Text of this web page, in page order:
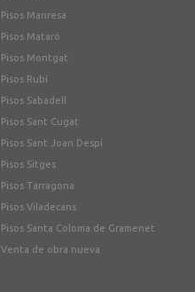
Pisos Manresa
Pisos Mataró
Pisos Montgat
Pisos Rubí
Pisos Sabadell
Pisos Sant Cugat
Pisos Sant Joan Despí
Pisos Sitges
Pisos Tarragona
Pisos Viladecans
Pisos Santa Coloma de Gramenet
Venta de obra nueva